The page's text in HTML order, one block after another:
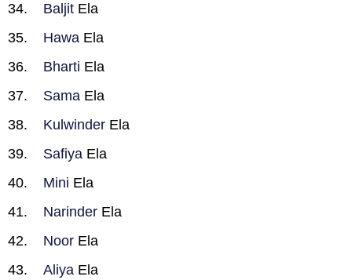
Baljit Ela
Hawa Ela
Bharti Ela
Sama Ela
Kulwinder Ela
Safiya Ela
Mini Ela
Narinder Ela
Noor Ela
Aliya Ela